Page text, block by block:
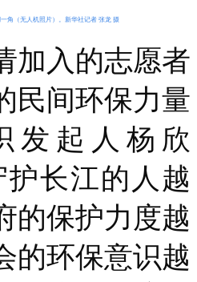
（无人机照片）。新华社记者 张龙 摄
加入的志愿者
民间环保力量
发起人杨欣
长江的人越
的保护力度越
的环保意识越